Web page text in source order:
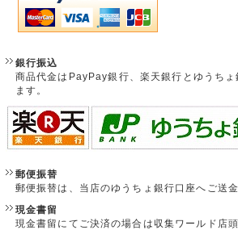
銀行振込
商品代金はPayPay銀行、楽天銀行とゆうちょ
ます。
郵便振替
郵便振替は、当店のゆうちょ銀行口座へご送
現金書留
現金書留にてご決済の場合は収集ワールド店